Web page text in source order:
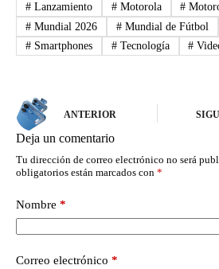
#Lanzamiento #Motorola #
#Mundial 2026 #Mundial de Fútbol
#Smartphones #Tecnología #
ANTERIOR
Deja un comentario
Tu dirección de correo electrónico no será
obligatorios están marcados con *
Nombre *
Correo electrónico *